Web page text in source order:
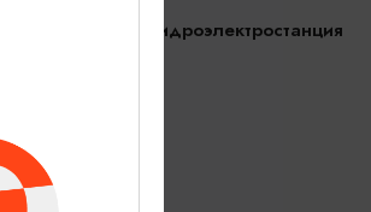
Озерская гидроэлектростанция